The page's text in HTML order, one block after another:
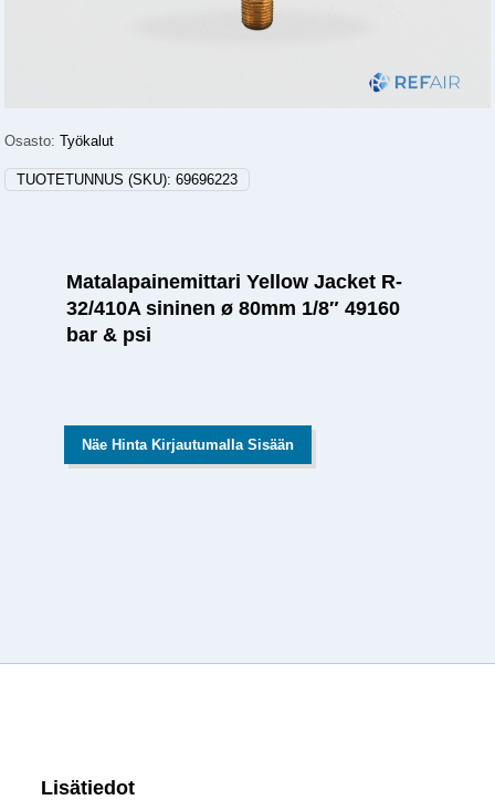
Osasto:Työkalut
TUOTETUNNUS (SKU):69696223
Matalapainemittari Yellow Jacket R-
32/410A sininen ø 80mm 1/8″ 49160
bar & psi
Näe Hinta Kirjautumalla Sisään
Lisätiedot